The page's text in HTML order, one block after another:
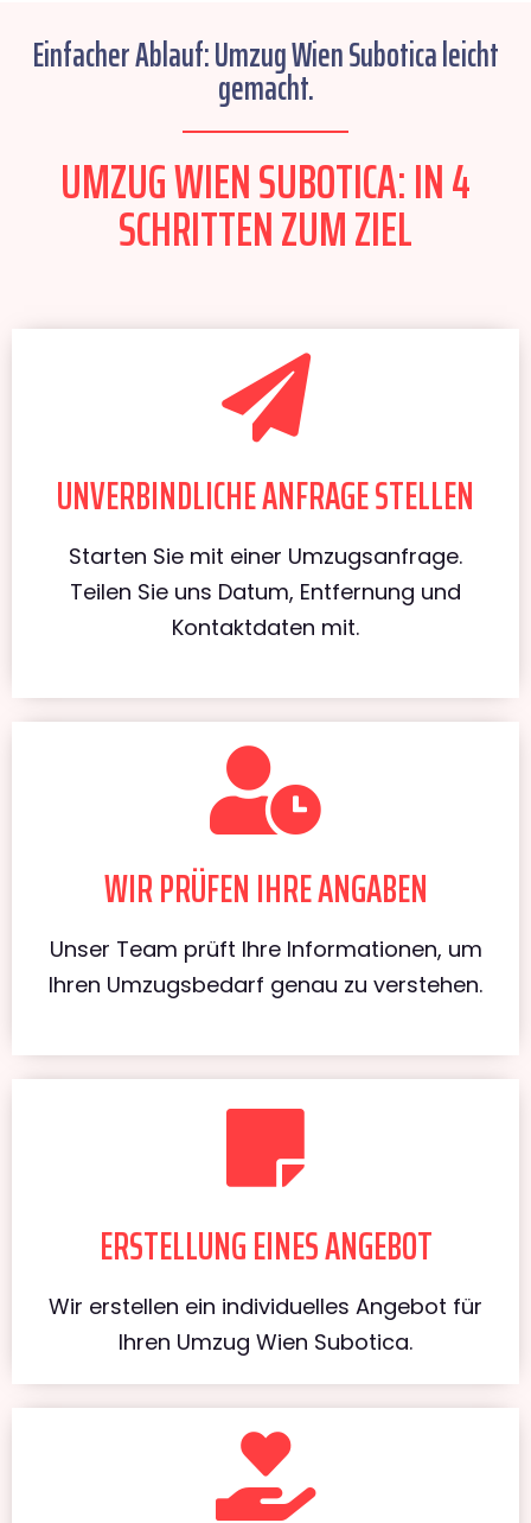
Einfacher Ablauf: Umzug Wien Subotica leicht
gemacht.
UMZUG WIEN SUBOTICA: IN 4
SCHRITTEN ZUM ZIEL
UNVERBINDLICHE ANFRAGE STELLEN
Starten Sie mit einer Umzugsanfrage.
Teilen Sie uns Datum, Entfernung und
Kontaktdaten mit.
WIR PRÜFEN IHRE ANGABEN
Unser Team prüft Ihre Informationen, um
Ihren Umzugsbedarf genau zu verstehen.
ERSTELLUNG EINES ANGEBOT
Wir erstellen ein individuelles Angebot für
Ihren Umzug Wien Subotica.